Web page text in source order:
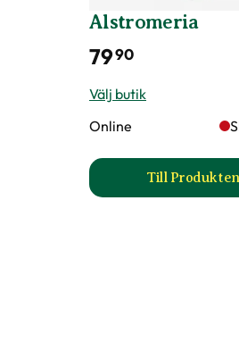
Alstromeria
7990
Välj butik
Online
Till Produkten
till